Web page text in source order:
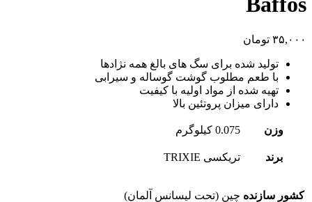
۳۵,۰۰۰ تومان
تولید شده برای سگ های بالغ همه نژادها
با طعم مطلوب گوشت گوساله و سیرابی
تهیه شده از مواد اولیه با کیفیت
دارای میزان پروتئین بالا
وزن 0.075 کیلوگرم
برند تریکسی TRIXIE
کشور سازنده چین (تحت لیسانس آلمان)